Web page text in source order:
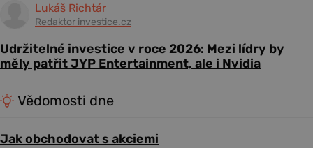
Lukáš Richtár
Redaktor investice.cz
Udržitelné investice v roce 2026: Mezi lídry by
měly patřit JYP Entertainment, ale i Nvidia
Vědomosti dne
Jak obchodovat s akciemi